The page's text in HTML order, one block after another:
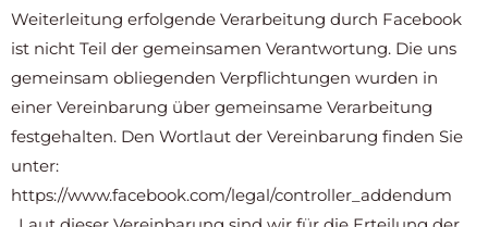
Weiterleitung erfolgende Verarbeitung durch Facebook
ist nicht Teil der gemeinsamen Verantwortung. Die uns
gemeinsam obliegenden Verpflichtungen wurden in
einer Vereinbarung über gemeinsame Verarbeitung
festgehalten. Den Wortlaut der Vereinbarung finden Sie
unter:
https://www.facebook.com/legal/controller_addendum